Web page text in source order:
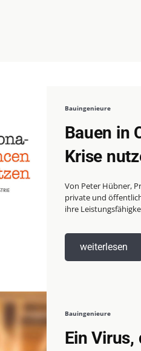
Bauingenieure
Bauen in
Krise
Von Peter Hübner,
private und
ihre
weiterlesen
Bauingenieure
Ein Virus,